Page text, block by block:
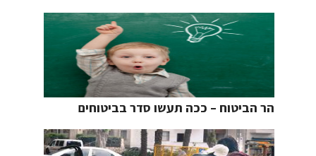
הר הביטוח – ככה תעשו סדר בביטוחים